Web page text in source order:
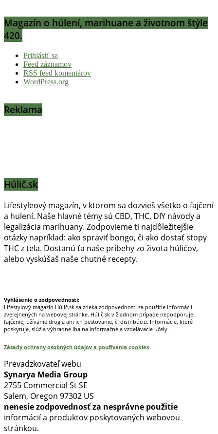
Magazín o húlení, marihuane a životnom štýle
420.
Prihlásiť sa
Feed záznamov
RSS feed komentárov
WordPress.org
Reklama
Húlič.sk
Lifestyleový magazín, v ktorom sa dozvieš všetko o fajčení
a hulení. Naše hlavné témy sú CBD, THC, DIY návody a
legalizácia marihuany. Zodpovieme ti najdôležitejšie
otázky napríklad: ako spraviť bongo, či ako dostať stopy
THC z tela. Dostanú ťa naše príbehy zo života húličov,
alebo vyskúšaš naše chutné recepty.
Vyhlásenie o zodpovednosti:
Lifestylový magazín Húlič.sk sa zrieka zodpovednosti za použitie informácií
zverejnených na webovej stránke. Húlič.sk v žiadnom prípade nepodporuje
fajčenie, užívanie drog a ani ich pestovanie, či distribúciu. Informácie, ktoré
poskytuje, slúžia výhradne iba na informačné a vzdelávacie účely.
Zásady ochrany osobných údajov a používania cookies
Prevadzkovateľ webu
Synarya Media Group
2755 Commercial St SE
Salem, Oregon 97302 US
nenesie zodpovednosť za nesprávne použitie
informácií a produktov poskytovaných webovou
stránkou.